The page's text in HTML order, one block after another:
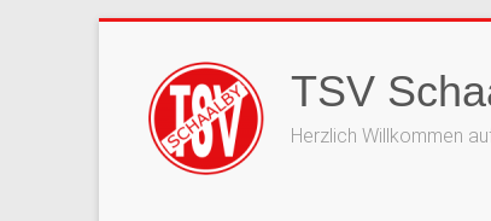
springen
TSV
Herzlich Willkommen